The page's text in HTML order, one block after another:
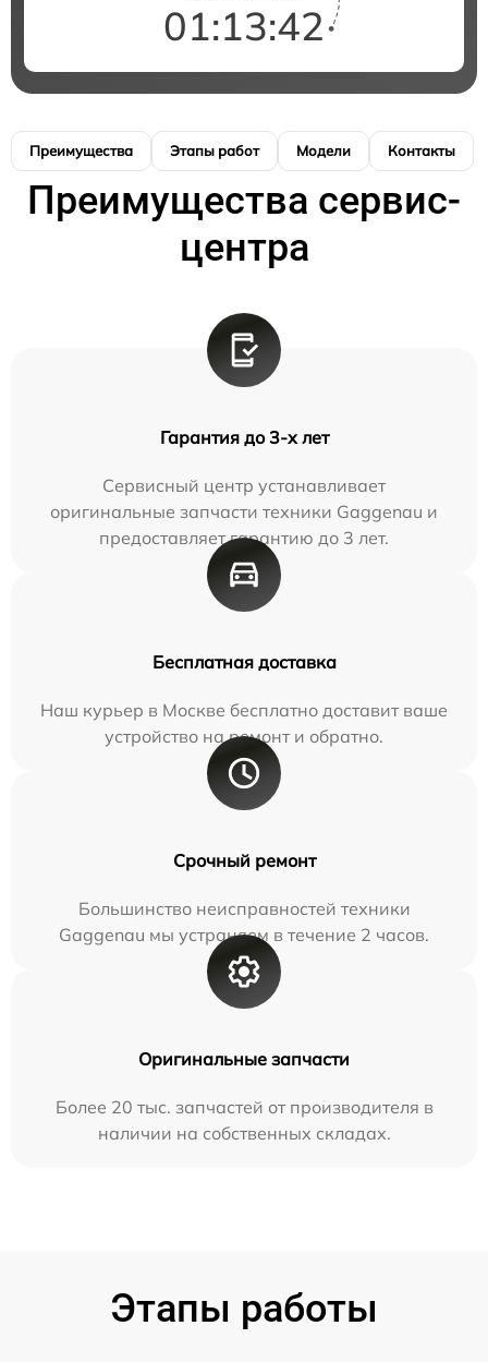
01:13:42
Преимущества Этапы работ Модели Контакты
Преимущества сервис-
центра
Гарантия до 3-х лет
Сервисный центр устанавливает
оригинальные запчасти техники Gaggenau и
предоставляет гарантию до 3 лет.
Бесплатная доставка
Наш курьер в Москве бесплатно доставит ваше
устройство на ремонт и обратно.
Срочный ремонт
Большинство неисправностей техники
Gaggenau мы устраняем в течение 2 часов.
Оригинальные запчасти
Более 20 тыс. запчастей от производителя в
наличии на собственных складах.
Этапы работы